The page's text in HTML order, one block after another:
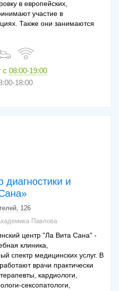
в европейских,
участие в
Также они занимаются
с 08:00-19:00
18:00
диагностики и
126
Павлова
центр "Ла Вита Сана" -
клиника,
спектр медицинских услуг. В
врачи практически
кардиологи,
сексопатологи,